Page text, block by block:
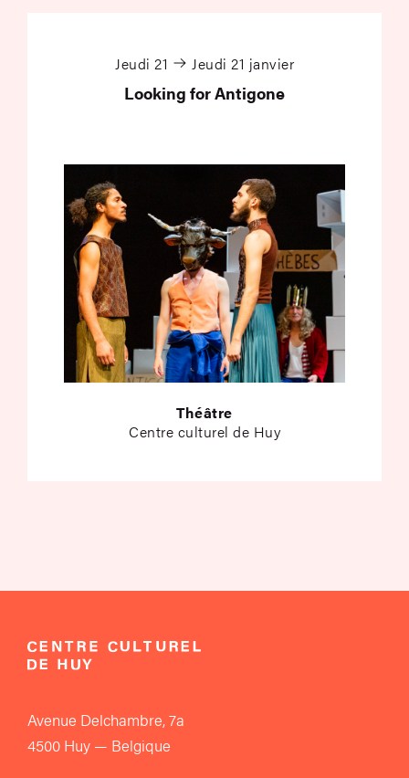
Jeudi 21 Jeudi 21 janvier
Looking for Antigone
Théâtre
Centre culturel de Huy
Avenue Delchambre, 7a
4500 Huy — Belgique